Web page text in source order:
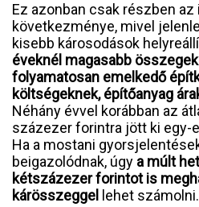
Ez azonban csak részben az
következménye, mivel
kisebb károsodások
éveknél magasabb
folyamatosan emelkedő
költségeknek, építőanyag
Néhány évvel korábban az
százezer forintra jött ki egy-
Ha a mostani
beigazolódnak, úgy a múlt
kétszázezer forintot is
kárösszeggel
lehet számolni.